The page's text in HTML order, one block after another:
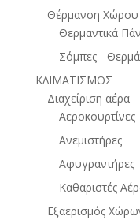
Θέρμανση Χώρου
Θερμαντικά
Σόμπες -
ΚΛΙΜΑΤΙΣΜΟΣ
Διαχείριση αέρα
Αεροκουρτίνες
Ανεμιστήρες
Αφυγραντήρες
Καθαριστές
Εξαερισμός